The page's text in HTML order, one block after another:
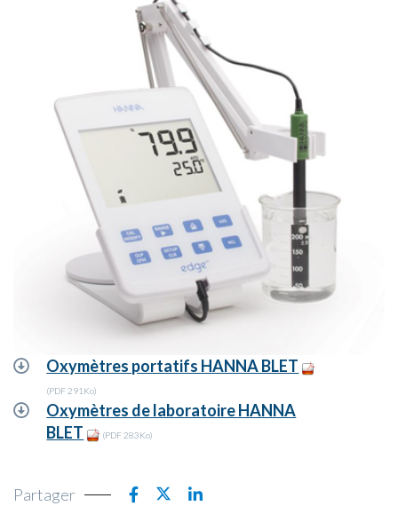
Oxymètres portatifs HANNA BLET
(PDF 291Ko)
Oxymètres de laboratoire HANNA
BLET
(PDF 283Ko)
Partager